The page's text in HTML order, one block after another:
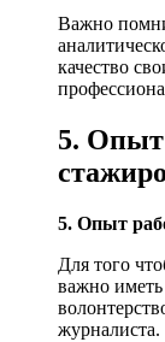
Важно
качество
5.
5. Опыт
Для того
важно
журналиста.